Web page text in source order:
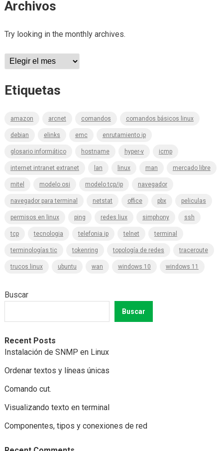
Archivos
Try looking in the monthly archives.
Archivos
Etiquetas
amazon arcnet comandos comandos básicos linux
debian elinks emc enrutamiento ip
glosario informático hostname hyper-v icmp
internet intranet extranet lan linux man mercado libre
mitel modelo osi modelo tcp/ip navegador
navegador para terminal netstat office pbx peliculas
permisos en linux ping redes liux simphony ssh
tcp tecnologia telefonia ip telnet terminal
terminologías tic tokenring topología de redes traceroute
trucos linux ubuntu wan windows 10 windows 11
Buscar
Buscar
Recent Posts
Instalación de SNMP en Linux
Ordenar textos y líneas únicas
Comando cut.
Visualizando texto en terminal
Componentes, tipos y conexiones de red